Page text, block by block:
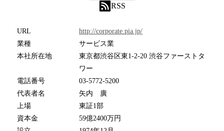
RSS
URL
http://corporate.pia.jp/
業種
サービス業
本社所在地
東京都渋谷区東1-2-20 渋谷ファーストタ
ワー
電話番号
03-5772-5200
代表者名
矢内 廣
上場
東証1部
資本金
59億2400万円